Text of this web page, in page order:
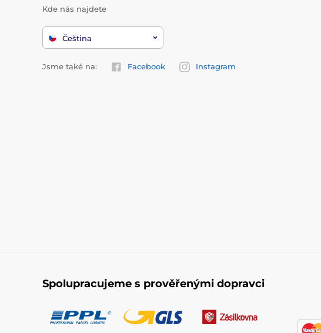
Kde nás najdete
Čeština
Jsme také na: Facebook Instagram
Spolupracujeme s prověřenými dopravci